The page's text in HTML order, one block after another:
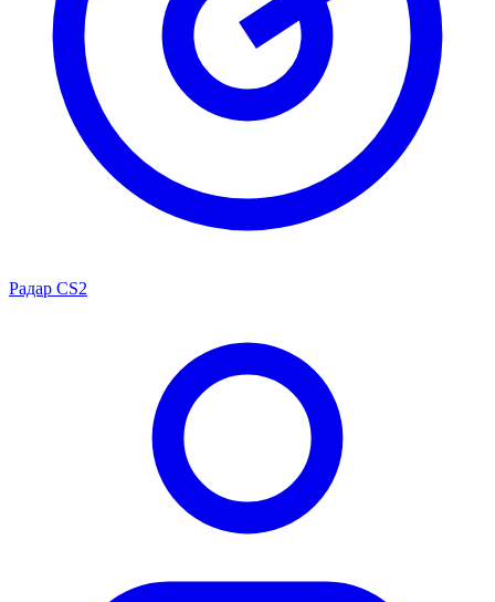
Радар CS2